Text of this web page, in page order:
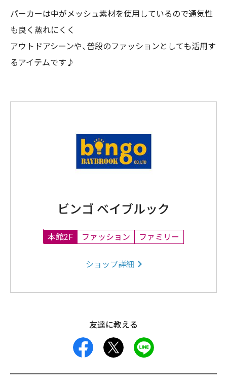
パーカーは中がメッシュ素材を使用しているので通気性
も良く蒸れにくく
アウトドアシーンや、普段のファッションとしても活用す
るアイテムです♪
ビンゴ ベイブルック
本館2F ファッション ファミリー
ショップ詳細
友達に教える
facebook